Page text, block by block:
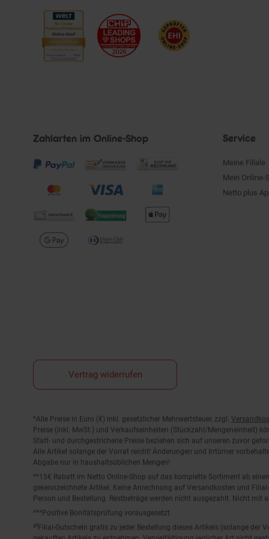
Mein Online-
Netto plus
Fußnoten
Preise (inkl. MwSt.) und Verkaufseinheiten (Stückzahl/Mengeneinheit)
Statt- und durchgestrichene Preise beziehen sich auf unseren zuvor
Alle Artikel solange der Vorrat reicht! Änderungen und Irrtümer
Abgabe nur in haushaltsüblichen Mengen!
**15€ Rabatt im Netto Online-Shop auf das komplette Sortiment ab
gekennzeichnete Artikel. Keine Anrechnung auf Versandkosten und
Person und Bestellung. Restbeträge werden nicht ausgezahlt. Nicht mit
***Positive Bonitätsprüfung vorausgesetzt
²⁰Filial-Gutschein gratis zu jeder Bestellung dieses Artikels (solange
gekauften Artikels zu entnehmen. Vervielfältigung jeglicher Art nicht